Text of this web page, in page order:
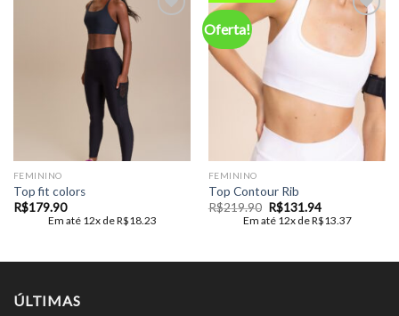
FEMININO
Top fit colors
R$179.90
Em até 12x deR$18.23
Oferta!
Add to
wishlist
FEMININO
Top Contour Rib
R$219.90 O
preço
R$131.94O
preço
atual
Em até 12x deR$13.37
ÚLTIMAS